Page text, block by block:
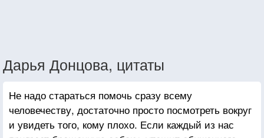
Дарья Донцова, цитаты
Не надо стараться помочь сразу всему
человечеству, достаточно просто посмотреть вокруг
и увидеть того, кому плохо. Если каждый из нас